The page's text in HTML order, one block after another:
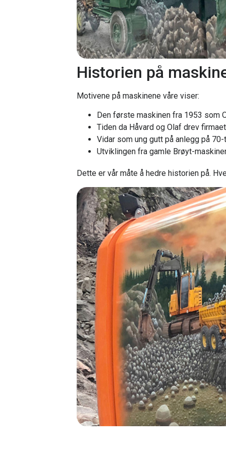
Historien på
Motivene på maskinene våre viser:
Den første maskinen fra 1953 som
Tiden da Håvard og Olaf drev
Vidar som ung gutt på anlegg på
Utviklingen fra gamle Brøyt-
Dette er vår måte å hedre historien på.